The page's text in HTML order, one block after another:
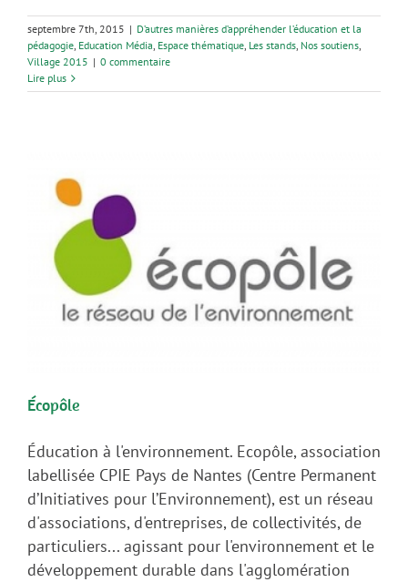
septembre 7th, 2015 | D’autres manières d’appréhender l’éducation et la
pédagogie, Education Média, Espace thématique, Les stands, Nos soutiens,
Village 2015 | 0 commentaire
Lire plus
Écopôle
Éducation à l'environnement. Ecopôle, association
labellisée CPIE Pays de Nantes (Centre Permanent
d’Initiatives pour l’Environnement), est un réseau
d'associations, d'entreprises, de collectivités, de
particuliers... agissant pour l'environnement et le
développement durable dans l'agglomération